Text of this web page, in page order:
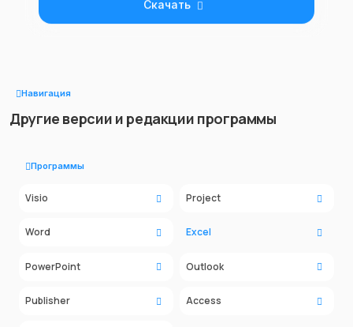
Скачать
Навигация
Другие версии и редакции программы
Программы
Visio Project
Word Excel
PowerPoint Outlook
Publisher Access